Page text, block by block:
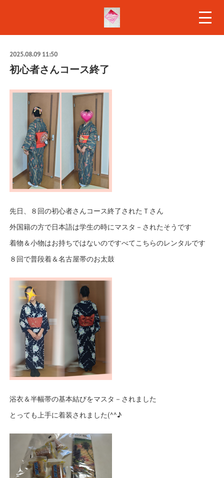
2025.08.09 11:50
初心者さんコース終了
先日、８回の初心者さんコース終了されたＴさん
外国籍の方で日本語は学生の時にマスタ－されたそうです
着物＆小物はお持ちではないのですべてこちらのレンタルです
８回で普段着＆名古屋帯のお太鼓
浴衣＆半幅帯の基本結びをマスタ－されました
とっても上手に着装されました(^^♪